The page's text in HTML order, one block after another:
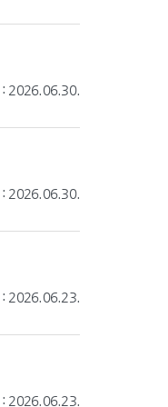
2026.06.30.
2026.06.30.
2026.06.23.
2026.06.23.